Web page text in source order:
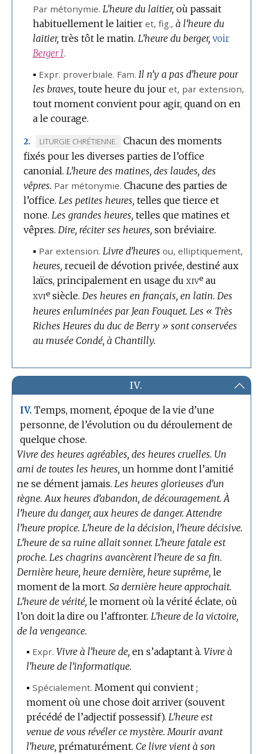
Par métonymie. L’heure du laitier, où passait
habituellement le laitier et, fig., à l’heure du
laitier,très tôt le matin. L’heure du berger, voir
BergerI.
▪ Expr. proverbiale. Fam. Il n’y a pas d’heure pour
les braves, toute heure du jour et, par extension,
tout moment convient pour agir, quand on en
a le courage.
2.
MARQUE
DE
DOMAINE
:
LITURGIE CHRÉTIENNE.
Chacun des moments
fixés pour les diverses parties de l’office
canonial. L’heure des matines, des laudes, des
vêpres. Par métonymie. Chacune des parties de
l’office. Les petites heures, telles que tierce et
none. Les grandes heures, telles que matines et
vêpres. Dire, réciter ses heures, son bréviaire.
▪ Par extension. Livre d’heures ou, elliptiquement,
heures, recueil de dévotion privée, destiné aux
laïcs, principalement en usage du xiveau
xviesiècle. Des heures en français, en latin. Des
heures enluminées par Jean Fouquet. Les « Très
Riches Heures du duc de Berry » sont conservées
au musée Condé, à Chantilly.
IV.
IV. Temps, moment, époque de la vie d’une
personne, de l’évolution ou du déroulement de
quelque chose.
Vivre des heures agréables, des heures cruelles. Un
ami de toutes les heures, un homme dont l’amitié
ne se dément jamais. Les heures glorieuses d’un
règne. Aux heures d’abandon, de découragement. À
l’heure du danger, aux heures de danger. Attendre
l’heure propice. L’heure de la décision, l’heure décisive.
L’heure de sa ruine allait sonner. L’heure fatale est
proche. Les chagrins avancèrent l’heure de sa fin.
Dernière heure, heure dernière, heure suprême, le
moment de la mort. Sa dernière heure approchait.
L’heure de vérité, le moment où la vérité éclate, où
l’on doit la dire ou l’affronter. L’heure de la victoire,
de la vengeance.
▪ Expr. Vivre à l’heure de, en s’adaptant à. Vivre à
l’heure de l’informatique.
▪Spécialement. Moment qui convient ;
moment où une chose doit arriver (souvent
précédé de l’adjectif possessif). L’heure est
venue de vous révéler ce mystère. Mourir avant
l’heure, prématurément. Ce livre vient à son